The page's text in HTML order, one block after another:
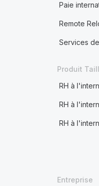
Paie
Remote
Services
Produit
RH à
RH à
RH à
Entreprise